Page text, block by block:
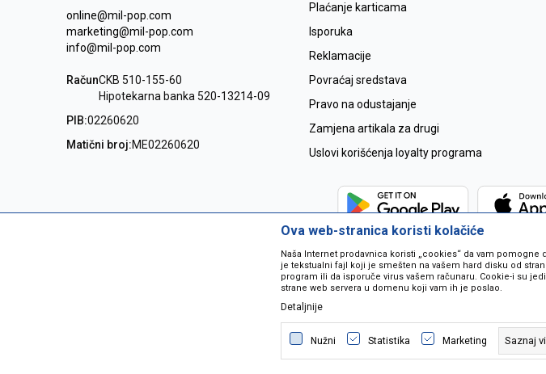
online@mil-pop.com
marketing@mil-pop.com
info@mil-pop.com
RačunCKB 510-155-60
Hipotekarna banka 520-13214-09
PIB:02260620
Matični broj:ME02260620
Plaćanje karticama
Isporuka
Reklamacije
Povraćaj sredstava
Pravo na odustajanje
Zamjena artikala za drugi
Uslovi korišćenja loyalty programa
Nastojimo da budemo što precizniji u opisu proizvoda, prikazu slika i
grešaka. Svi artikli na sajtu su dio naše ponude i ne podrazumjeva se da
pozivom na
©2026www.mil-pop.com,
Ova web-stranica koristi kolačiće
Naša Internet prodavnica koristi „cookies“ da vam
je tekstualni fajl koji je smešten na vašem hard disku od
program ili da isporuče virus vašem računaru. Cookie-i su
strane web servera u domenu koji vam ih je poslao.
Detaljnije
Nužni Statistika Marketing Saznaj